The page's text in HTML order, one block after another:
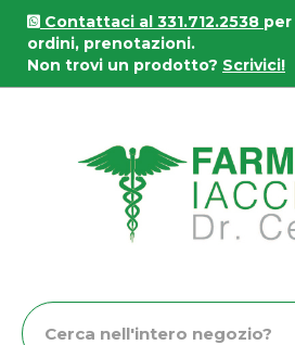
Passa
contenuto
principale
Contattaci al 331.712.2538
ordini, prenotazioni.
Non trovi un prodotto? Scrivici!
Cerca
Prodotto